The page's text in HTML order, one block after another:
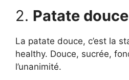
2. Patate douce
La patate douce, c’est la
healthy. Douce, sucrée,
l’unanimité.